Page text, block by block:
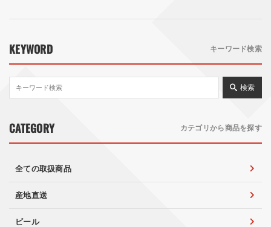
KEYWORD キーワード検索
検索
CATEGORY カテゴリから商品を探す
全ての取扱商品
産地直送
ビール